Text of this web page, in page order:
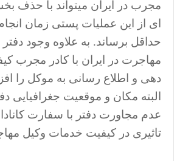
مجرب در ایران میتواند با حذف
ای از این عملیات پستی زمان انجام
حداقل برساند. به علاوه وجود
مهاجرت در ایران با کادر مجرب
دهی و اطلاع رسانی به موکل را
البته مکان و موقعیت جغرافیایی
عدم مجاورت دفتر با سفارت کانادا
تاثیری در کیفیت خدمات وکیل